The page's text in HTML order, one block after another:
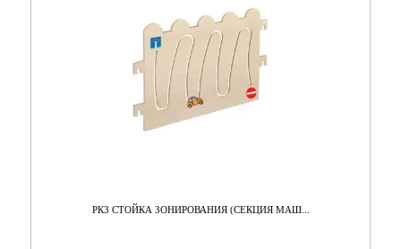
РК3 СТОЙКА ЗОНИРОВАНИЯ (СЕКЦИЯ МАШ...